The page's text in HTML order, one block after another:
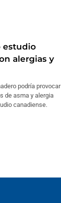
estudio
alergias y
podría provocar
de asma y alergia
canadiense.